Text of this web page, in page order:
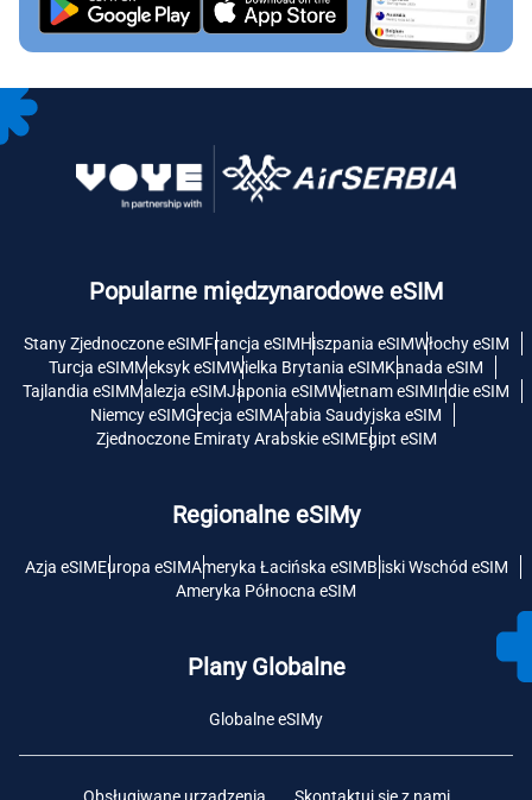
Popularne międzynarodowe eSIM
Stany Zjednoczone eSIMFrancja eSIMHiszpania eSIMWłochy eSIM
Turcja eSIMMeksyk eSIMWielka Brytania eSIMKanada eSIM
Tajlandia eSIMMalezja eSIMJaponia eSIMWietnam eSIMIndie eSIM
Niemcy eSIMGrecja eSIMArabia Saudyjska eSIM
Zjednoczone Emiraty Arabskie eSIMEgipt eSIM
Regionalne eSIMy
Azja eSIMEuropa eSIMAmeryka Łacińska eSIMBliski Wschód eSIM
Ameryka Północna eSIM
Plany Globalne
Globalne eSIMy
Obsługiwane urządzenia Skontaktuj się z nami